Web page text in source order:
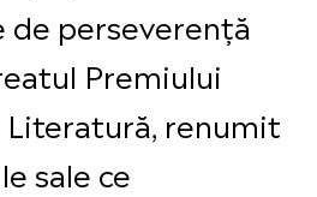
perseverență
Premiului
renumit
sale ce